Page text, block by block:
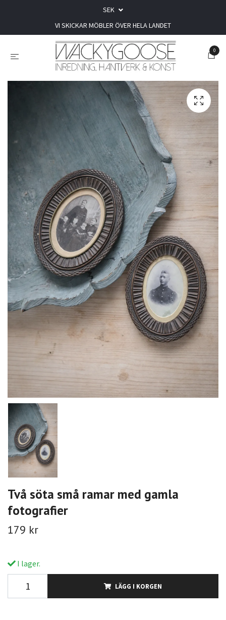
SEK
VI SKICKAR MÖBLER ÖVER HELA LANDET
0
Två söta små ramar med gamla
fotografier
179 kr
I lager.
LÄGG I KORGEN